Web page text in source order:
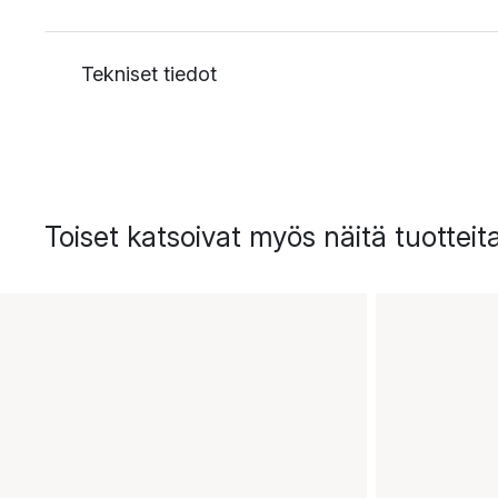
Tekniset tiedot
Toiset katsoivat myös näitä